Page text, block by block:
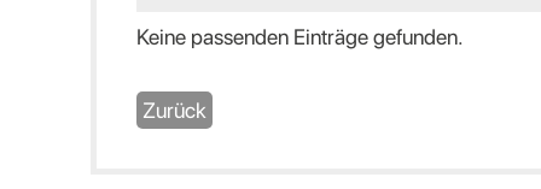
Keine passenden Einträge gefunden.
Zurück